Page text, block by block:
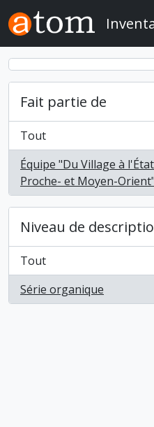
Skip to main content
Fait partie de
Tout
Équipe "Du Village à
Proche- et Moyen-Orient"
, 1 résultats
Niveau de
Tout
Série organique
, 1 résultats